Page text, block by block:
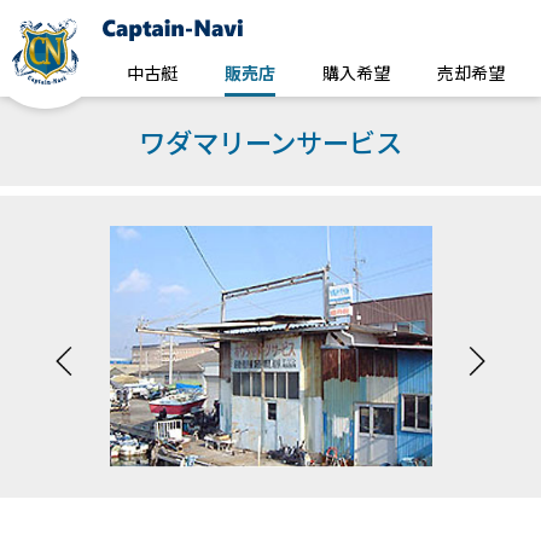
中古艇 販売店 購入希望 売却希望
ワダマリーンサービス